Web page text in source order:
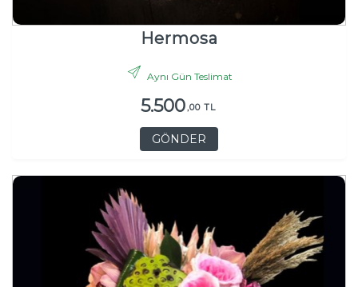
Hermosa
Aynı Gün Teslimat
5.500,00 TL
GÖNDER